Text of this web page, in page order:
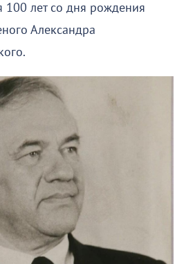
100 лет со дня рождения
Александра